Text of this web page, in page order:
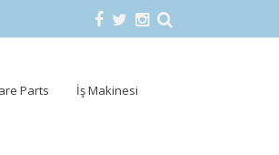
Parts İş Makinesi